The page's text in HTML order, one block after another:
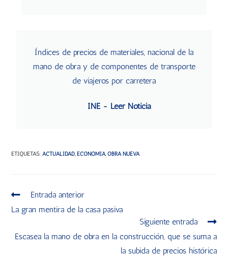
Índices de precios de materiales, nacional de la
mano de obra y de componentes de transporte
de viajeros por carretera
INE - Leer Noticia
ETIQUETAS:ACTUALIDAD, ECONOMÍA, OBRA NUEVA
Entrada anterior
La gran mentira de la casa pasiva
Siguiente entrada
Escasea la mano de obra en la construcción, que se suma a
la subida de precios histórica